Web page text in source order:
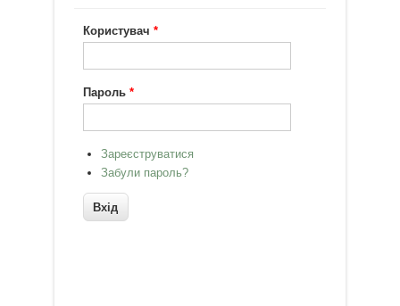
Користувач*
Пароль*
Зареєструватися
Забули пароль?